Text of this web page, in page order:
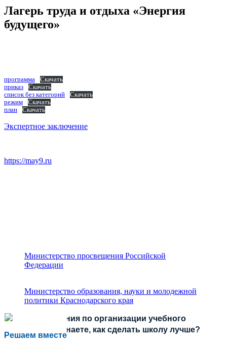
Лагерь труда и отдыха «Энергия
будущего»
программа
Скачать
приказ
Скачать
список без категорий
Скачать
режим
Скачать
план
Скачать
Экспертное заключение
https://may9.ru
Министерство просвещения Российской
Федерации
Министерство образования, науки и молодежной
политики Краснодарского края
Решаем вместе
Есть предложения по организации учебного
процесса или знаете, как сделать школу лучше?